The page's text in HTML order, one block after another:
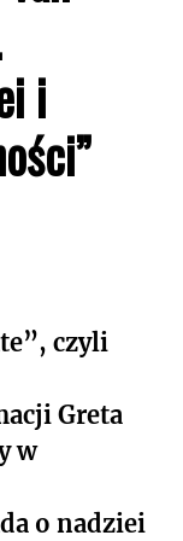
i
czyli
Greta
w
o nadziei